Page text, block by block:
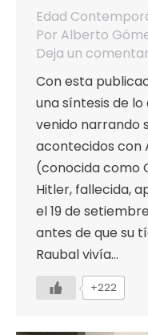
Edad
Por Alberto
Deja un
Con esta
una síntesis de
venido narrando
acontecidos con
(conocida como
Hitler, fallecida,
el 19 de
antes de que su
Raubal vivía…
+222